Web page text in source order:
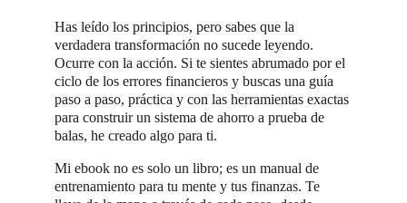
Has leído los principios, pero sabes que la
verdadera transformación no sucede leyendo.
Ocurre con la acción. Si te sientes abrumado por el
ciclo de los errores financieros y buscas una guía
paso a paso, práctica y con las herramientas exactas
para construir un sistema de ahorro a prueba de
balas, he creado algo para ti.
Mi ebook no es solo un libro; es un manual de
entrenamiento para tu mente y tus finanzas. Te